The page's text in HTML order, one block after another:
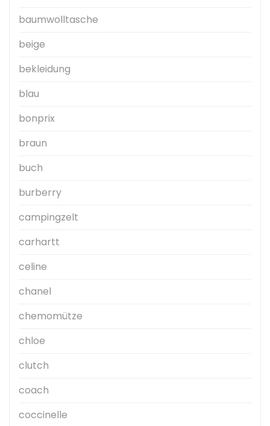
baumwolltasche
beige
bekleidung
blau
bonprix
braun
buch
burberry
campingzelt
carhartt
celine
chanel
chemomütze
chloe
clutch
coach
coccinelle